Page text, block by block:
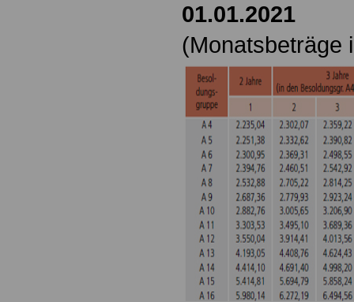
01.01.2021
(Monatsbeträge